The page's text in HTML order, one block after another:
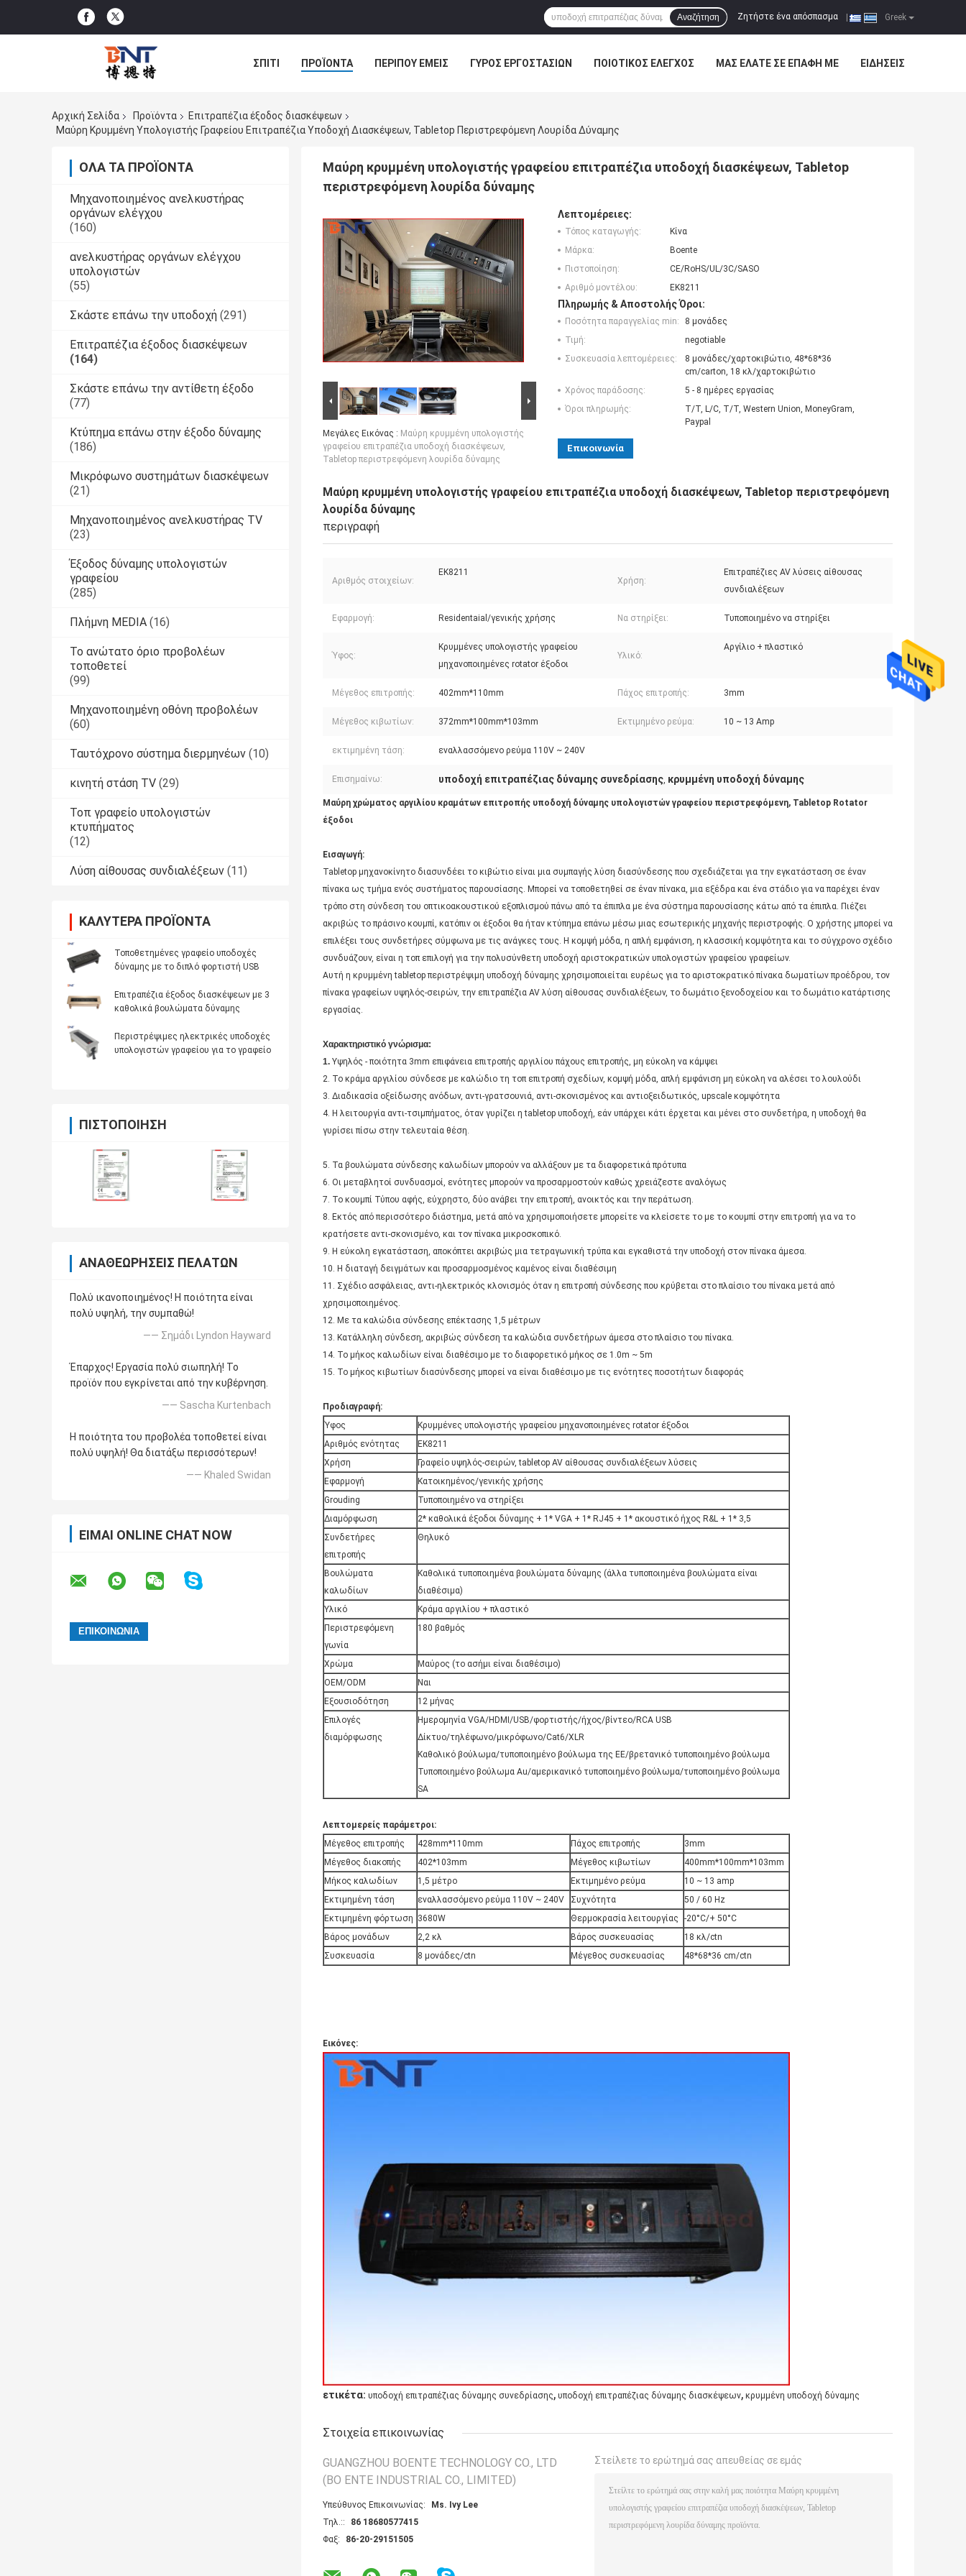
Greek
Ζητήστε ένα απόσπασμα
Αναζήτηση
ΣΠΊΤΙ ΠΡΟΪΌΝΤΑ ΠΕΡΊΠΟΥ ΕΜΕΊΣ ΓΎΡΟΣ ΕΡΓΟΣΤΑΣΊΩΝ ΠΟΙΟΤΙΚΌΣ ΈΛΕΓΧΟΣ ΜΑΣ ΕΛΆΤΕ ΣΕ ΕΠΑΦΉ ΜΕ ΕΙΔΉΣΕΙΣ
Αρχική Σελίδα
Προϊόντα
Επιτραπέζια έξοδος διασκέψεων
Μαύρη Κρυμμένη Υπολογιστής Γραφείου Επιτραπέζια Υποδοχή Διασκέψεων, Tabletop Περιστρεφόμενη Λουρίδα Δύναμης
ΌΛΑ ΤΑ ΠΡΟΪΌΝΤΑ
Μηχανοποιημένος ανελκυστήρας
οργάνων ελέγχου
(160)
ανελκυστήρας οργάνων ελέγχου
υπολογιστών
(55)
Σκάστε επάνω την υποδοχή (291)
Επιτραπέζια έξοδος διασκέψεων
(164)
Σκάστε επάνω την αντίθετη έξοδο
(77)
Κτύπημα επάνω στην έξοδο δύναμης
(186)
Μικρόφωνο συστημάτων διασκέψεων
(21)
Μηχανοποιημένος ανελκυστήρας TV
(23)
Έξοδος δύναμης υπολογιστών
γραφείου
(285)
Πλήμνη MEDIA (16)
Το ανώτατο όριο προβολέων
τοποθετεί
(99)
Μηχανοποιημένη οθόνη προβολέων
(60)
Ταυτόχρονο σύστημα διερμηνέων (10)
κινητή στάση TV (29)
Τοπ γραφείο υπολογιστών
κτυπήματος
(12)
Λύση αίθουσας συνδιαλέξεων (11)
ΚΑΛΎΤΕΡΑ ΠΡΟΪΌΝΤΑ
Τοποθετημένες γραφείο υποδοχές
δύναμης με το διπλό φορτιστή USB
Επιτραπέζια έξοδος διασκέψεων με 3
καθολικά βουλώματα δύναμης
Περιστρέψιμες ηλεκτρικές υποδοχές
υπολογιστών γραφείου για το γραφείο
ΠΙΣΤΟΠΟΊΗΣΗ
ΑΝΑΘΕΩΡΉΣΕΙΣ ΠΕΛΑΤΏΝ
Πολύ ικανοποιημένος! Η ποιότητα είναι
πολύ υψηλή, την συμπαθώ!
—— Σημάδι Lyndon Hayward
Έπαρχος! Εργασία πολύ σιωπηλή! Το
προϊόν που εγκρίνεται από την κυβέρνηση.
—— Sascha Kurtenbach
Η ποιότητα του προβολέα τοποθετεί είναι
πολύ υψηλή! Θα διατάξω περισσότερων!
—— Khaled Swidan
ΕΊΜΑΙ ONLINE CHAT NOW
Μαύρη κρυμμένη υπολογιστής γραφείου επιτραπέζια υποδοχή διασκέψεων, Tabletop
περιστρεφόμενη λουρίδα δύναμης
Μεγάλες Εικόνας : Μαύρη κρυμμένη υπολογιστής
γραφείου επιτραπέζια υποδοχή διασκέψεων,
Tabletop περιστρεφόμενη λουρίδα δύναμης
Λεπτομέρειες:
Τόπος καταγωγής:
Κίνα
Μάρκα:
Boente
Πιστοποίηση:
CE/RoHS/UL/3C/SASO
Αριθμό μοντέλου:
EK8211
Πληρωμής & Αποστολής Όροι:
Ποσότητα παραγγελίας min:
8 μονάδες
Τιμή:
negotiable
Συσκευασία λεπτομέρειες:
8 μονάδες/χαρτοκιβώτιο, 48*68*36
cm/carton, 18 κλ/χαρτοκιβώτιο
Χρόνος παράδοσης:
5 - 8 ημέρες εργασίας
Όροι πληρωμής:
T/T, L/C, T/T, Western Union, MoneyGram,
Paypal
Επικοινωνία
Μαύρη κρυμμένη υπολογιστής γραφείου επιτραπέζια υποδοχή διασκέψεων, Tabletop περιστρεφόμενη
λουρίδα δύναμης
περιγραφή
Αριθμός στοιχείων:
EK8211
Χρήση:
Επιτραπέζιες AV λύσεις αίθουσας
συνδιαλέξεων
Εφαρμογή: Residentaial/γενικής χρήσης Να στηρίξει: Τυποποιημένο να στηρίξει
Ύφος:
Κρυμμένες υπολογιστής γραφείου
μηχανοποιημένες rotator έξοδοι
Υλικό:
Αργίλιο + πλαστικό
Μέγεθος επιτροπής: 402mm*110mm Πάχος επιτροπής: 3mm
Μέγεθος κιβωτίων: 372mm*100mm*103mm Εκτιμημένο ρεύμα: 10 ~ 13 Amp
εκτιμημένη τάση: εναλλασσόμενο ρεύμα 110V ~ 240V
Επισημαίνω: υποδοχή επιτραπέζιας δύναμης συνεδρίασης κρυμμένη υποδοχή δύναμης
Μαύρη χρώματος αργιλίου κραμάτων επιτροπής υποδοχή δύναμης υπολογιστών γραφείου περιστρεφόμενη, Tabletop Rotator
έξοδοι
Εισαγωγή:
Tabletop μηχανοκίνητο διασυνδέει το κιβώτιο είναι μια συμπαγής λύση διασύνδεσης που σχεδιάζεται για την εγκατάσταση σε έναν
πίνακα ως τμήμα ενός συστήματος παρουσίασης. Μπορεί να τοποθετηθεί σε έναν πίνακα, μια εξέδρα και ένα στάδιο για να παρέχει έναν
τρόπο στη σύνδεση του οπτικοακουστικού εξοπλισμού πάνω από τα έπιπλα με ένα σύστημα παρουσίασης κάτω από τα έπιπλα. Πιέζει
ακριβώς το πράσινο κουμπί, κατόπιν οι έξοδοι θα ήταν κτύπημα επάνω μέσω μιας εσωτερικής μηχανής περιστροφής. Ο χρήστης μπορεί να
επιλέξει τους συνδετήρες σύμφωνα με τις ανάγκες τους. Η κομψή μόδα, η απλή εμφάνιση, η κλασσική κομψότητα και το σύγχρονο σχέδιο
συνδυάζουν, είναι η τοπ επιλογή για την πολυσύνθετη υποδοχή αριστοκρατικών υπολογιστών γραφείου γραφείων.
Αυτή η κρυμμένη tabletop περιστρέψιμη υποδοχή δύναμης χρησιμοποιείται ευρέως για το αριστοκρατικό πίνακα δωματίων προέδρου, τον
πίνακα γραφείων υψηλός-σειρών, την επιτραπέζια AV λύση αίθουσας συνδιαλέξεων, το δωμάτιο ξενοδοχείου και το δωμάτιο κατάρτισης
εργασίας.
Χαρακτηριστικό γνώρισμα:
1. Υψηλός - ποιότητα 3mm επιφάνεια επιτροπής αργιλίου πάχους επιτροπής, μη εύκολη να κάμψει
2. Το κράμα αργιλίου σύνδεσε με καλώδιο τη τοπ επιτροπή σχεδίων, κομψή μόδα, απλή εμφάνιση μη εύκολη να αλέσει το λουλούδι
3. Διαδικασία οξείδωσης ανόδων, αντι-γρατσουνιά, αντι-σκονισμένος και αντιοξειδωτικός, upscale κομψότητα
4. Η λειτουργία αντι-τσιμπήματος, όταν γυρίζει η tabletop υποδοχή, εάν υπάρχει κάτι έρχεται και μένει στο συνδετήρα, η υποδοχή θα
γυρίσει πίσω στην τελευταία θέση.
5. Τα βουλώματα σύνδεσης καλωδίων μπορούν να αλλάξουν με τα διαφορετικά πρότυπα
6. Οι μεταβλητοί συνδυασμοί, ενότητες μπορούν να προσαρμοστούν καθώς χρειάζεστε αναλόγως
7. Το κουμπί Τύπου αφής, εύχρηστο, δύο ανάβει την επιτροπή, ανοικτός και την περάτωση.
8. Εκτός από περισσότερο διάστημα, μετά από να χρησιμοποιήσετε μπορείτε να κλείσετε το με το κουμπί στην επιτροπή για να το
κρατήσετε αντι-σκονισμένο, και τον πίνακα μικροσκοπικό.
9. Η εύκολη εγκατάσταση, αποκόπτει ακριβώς μια τετραγωνική τρύπα και εγκαθιστά την υποδοχή στον πίνακα άμεσα.
10. Η διαταγή δειγμάτων και προσαρμοσμένος καμένος είναι διαθέσιμη
11. Σχέδιο ασφάλειας, αντι-ηλεκτρικός κλονισμός όταν η επιτροπή σύνδεσης που κρύβεται στο πλαίσιο του πίνακα μετά από
χρησιμοποιημένος.
12. Με τα καλώδια σύνδεσης επέκτασης 1,5 μέτρων
13. Κατάλληλη σύνδεση, ακριβώς σύνδεση τα καλώδια συνδετήρων άμεσα στο πλαίσιο του πίνακα.
14. Το μήκος καλωδίων είναι διαθέσιμο με το διαφορετικό μήκος σε 1.0m ~ 5m
15. Το μήκος κιβωτίων διασύνδεσης μπορεί να είναι διαθέσιμο με τις ενότητες ποσοτήτων διαφοράς
Προδιαγραφή:
Ύφος
Κρυμμένες υπολογιστής γραφείου μηχανοποιημένες rotator έξοδοι
Αριθμός ενότητας
EK8211
Χρήση
Γραφείο υψηλός-σειρών, tabletop AV αίθουσας συνδιαλέξεων λύσεις
Εφαρμογή
Κατοικημένος/γενικής χρήσης
Grouding
Τυποποιημένο να στηρίξει
Διαμόρφωση
2* καθολικά έξοδοι δύναμης + 1* VGA + 1* RJ45 + 1* ακουστικό ήχος R&L + 1* 3,5
Συνδετήρες
επιτροπής
Θηλυκό
Βουλώματα
καλωδίων
Καθολικά τυποποιημένα βουλώματα δύναμης (άλλα τυποποιημένα βουλώματα είναι
διαθέσιμα)
Υλικό
Κράμα αργιλίου + πλαστικό
Περιστρεφόμενη
γωνία
180 βαθμός
Χρώμα
Μαύρος (το ασήμι είναι διαθέσιμο)
OEM/ODM
Ναι
Εξουσιοδότηση
12 μήνας
Επιλογές
διαμόρφωσης
Ημερομηνία VGA/HDMI/USB/φορτιστής/ήχος/βίντεο/RCA USB
Δίκτυο/τηλέφωνο/μικρόφωνο/Cat6/XLR
Καθολικό βούλωμα/τυποποιημένο βούλωμα της ΕΕ/βρετανικό τυποποιημένο βούλωμα
Τυποποιημένο βούλωμα Au/αμερικανικό τυποποιημένο βούλωμα/τυποποιημένο βούλωμα
SA
Λεπτομερείς παράμετροι:
Μέγεθος επιτροπής
428mm*110mm Πάχος επιτροπής
3mm
Μέγεθος διακοπής
402*103mm Μέγεθος κιβωτίων
400mm*100mm*103mm
Μήκος καλωδίων
1,5 μέτρο Εκτιμημένο ρεύμα
10 ~ 13 amp
Εκτιμημένη τάση
εναλλασσόμενο ρεύμα 110V ~ 240V Συχνότητα
50 / 60 Hz
Εκτιμημένη φόρτωση 3680W Θερμοκρασία λειτουργίας
-20°C/+ 50°C
Βάρος μονάδων
2,2 κλ Βάρος συσκευασίας
18 κλ/ctn
Συσκευασία
8 μονάδες/ctn Μέγεθος συσκευασίας 48*68*36 cm/ctn
Εικόνες:
ετικέτα: υποδοχή επιτραπέζιας δύναμης συνεδρίασης, υποδοχή επιτραπέζιας δύναμης διασκέψεων, κρυμμένη υποδοχή δύναμης
Στοιχεία επικοινωνίας
GUANGZHOU BOENTE TECHNOLOGY CO., LTD
(BO ENTE INDUSTRIAL CO., LIMITED)
Υπεύθυνος Επικοινωνίας:
Ms. Ivy Lee
Τηλ.::
86 18680577415
Φαξ:
86-20-29151505
Στείλετε το ερώτημά σας απευθείας σε εμάς